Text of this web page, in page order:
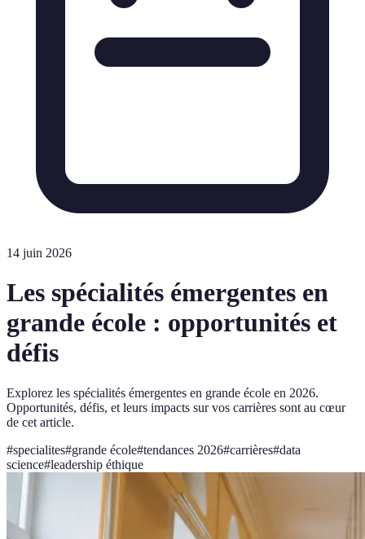
14 juin 2026
Les spécialités émergentes en
grande école : opportunités et
défis
Explorez les spécialités émergentes en grande école en 2026.
Opportunités, défis, et leurs impacts sur vos carrières sont au cœur
de cet article.
#specialites#grande école#tendances 2026#carrières#data
science#leadership éthique